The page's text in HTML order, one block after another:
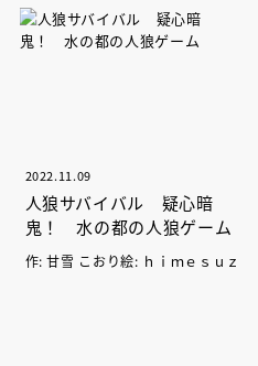
2022.11.09
人狼サバイバル 疑心暗
鬼！ 水の都の人狼ゲーム
作: 甘雪 こおり絵: ｈｉｍｅｓｕｚ